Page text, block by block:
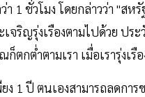
ชั่วโมง โดยกล่าวว่า "สห
เจริญรุ่งเรืองตามไปด้วย ป
ตกต่ำตามเรา เมื่อเรารุ่งเรื
ยง 1 ปี ตนเองสามารถลดก